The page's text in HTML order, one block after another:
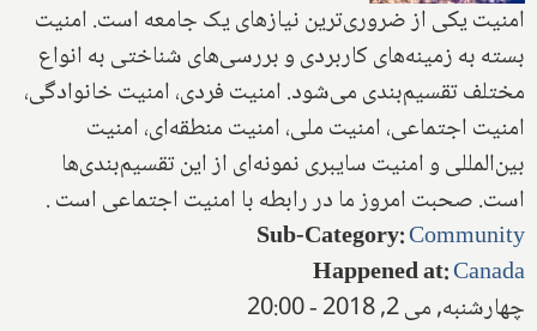
امنیت یکی از ضروری‌ترین نیازهای یک جامعه است‌. امنیت
بسته به زمینه‌های کاربردی و بررسی‌های شناختی به انواع
مختلف تقسیم‌بندی می‌شود‌. امنیت فردی، امنیت خانوادگی،
امنیت اجتماعی، امنیت ملی، امنیت منطقه‌ای‌، امنیت
بین‌المللی و امنیت سایبری نمونه‌ای از این تقسیم‌بندی‌ها
است‌. صحبت امروز ما در رابطه با امنیت اجتماعی است .
Sub-Category:Community
Happened at:Canada
چهارشنبه, می 2, 2018 - 20:00